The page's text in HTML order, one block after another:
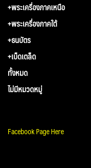
+พระเครื่องภาคเหนือ
+พระเครื่องภาคใต้
+ธนบัตร
+เบ็ดเตล็ด
ทั้งหมด
ไม่มีหมวดหมู่
Facebook Page Here